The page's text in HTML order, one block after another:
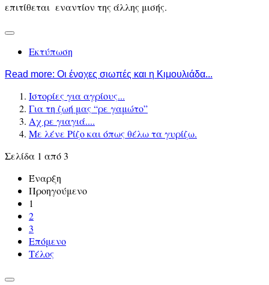
επιτίθεται εναντίον της άλλης μισής.
Εκτύπωση
Read more: Οι ένοχες σιωπές και η Κιμουλιάδα...
Ιστορίες για αγρίους...
Για τη ζωή μας “ρε γαμώτο”
Αχ ρε γιαγιά....
Με λένε Ρίζο και όπως θέλω τα γυρίζω.
Σελίδα 1 από 3
Έναρξη
Προηγούμενο
1
2
3
Επόμενο
Τέλος